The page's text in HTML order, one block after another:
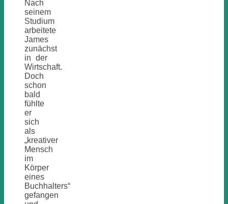
Nach
seinem
Studium
arbeitete
James
zunächst
in der
Wirtschaft.
Doch
schon
bald
fühlte
er
sich
als
„kreativer
Mensch
im
Körper
eines
Buchhalters“
gefangen